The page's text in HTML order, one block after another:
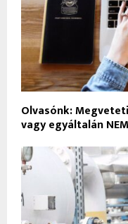
Olvasónk:
vagy egyáltalán